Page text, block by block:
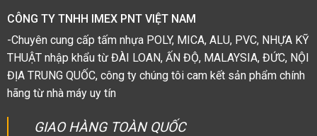
CÔNG TY TNHH IMEX PNT VIỆT NAM
-Chuyên cung cấp tấm nhựa POLY, MICA, ALU, PVC, NHỰA KỸ
THUẬT nhập khẩu từ ĐÀI LOAN, ẤN ĐỘ, MALAYSIA, ĐỨC, NỘI
ĐỊA TRUNG QUỐC, công ty chúng tôi cam kết sản phẩm chính
hãng từ nhà máy uy tín
GIAO HÀNG TOÀN QUỐC